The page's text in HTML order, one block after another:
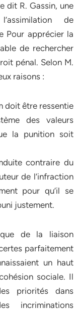
dit R. Gassin, une
de
Pour apprécier la
de rechercher
pénal. Selon M.
raisons :
doit être ressentie
des valeurs
la punition soit
contraire du
de l’infraction
pour qu’il se
justement.
de la liaison
parfaitement
un haut
sociale. Il
priorités dans
incriminations